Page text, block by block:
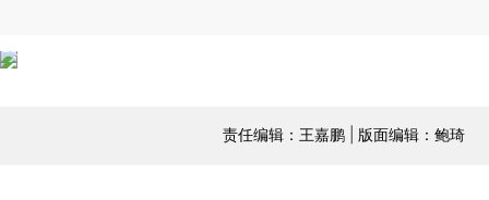
责任编辑：王嘉鹏 | 版面编辑：鲍琦